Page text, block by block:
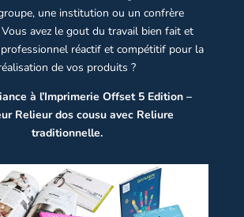
une institution ou un confrère
avez le gout du travail bien fait et
professionnel réactif et compétitif pour la
de vos produits ?
à l’Imprimerie Offset 5 Edition –
Relieur dos cousu avec Reliure
traditionnelle.